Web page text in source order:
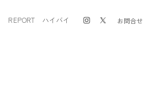
REPORT ハイバイ お問合せ